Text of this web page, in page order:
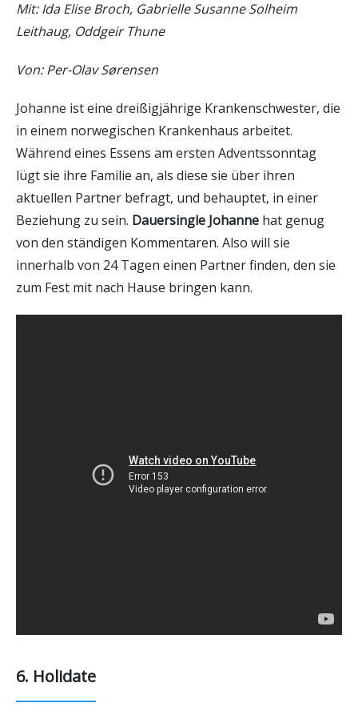
Mit: Ida Elise Broch, Gabrielle Susanne Solheim
Leithaug, Oddgeir Thune
Von: Per-Olav Sørensen
Johanne ist eine dreißigjährige Krankenschwester, die
in einem norwegischen Krankenhaus arbeitet.
Während eines Essens am ersten Adventssonntag
lügt sie ihre Familie an, als diese sie über ihren
aktuellen Partner befragt, und behauptet, in einer
Beziehung zu sein. Dauersingle Johanne hat genug
von den ständigen Kommentaren. Also will sie
innerhalb von 24 Tagen einen Partner finden, den sie
zum Fest mit nach Hause bringen kann.
6. Holidate